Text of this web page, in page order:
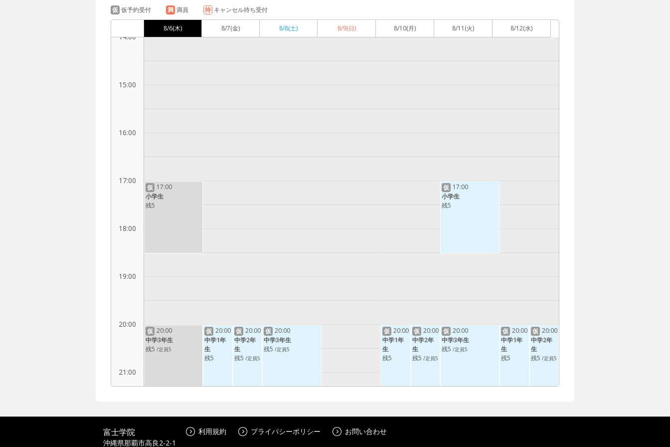
仮 仮予約受付 満 満員 待 キャンセル待ち受付
8/6(木) 8/7(金) 8/8(土) 8/9(日) 8/10(月) 8/11 (火) 8/12(水)
14:00
15:00
16:00
17:00
18:00
19:00
20:00
21:00
22:00
仮 17:00
小学生
残5
仮 20:00
中学3年生
残5 /定員5
仮 20:00
中学1年
生
残5
仮 20:00
中学2年
生
残5 /定員5
仮 20:00
中学3年生
残5 /定員5
仮 20:00
中学1年
生
残5
仮 20:00
中学2年
生
残5 /定員5
仮 17:00
小学生
残5
仮 20:00
中学3年生
残5 /定員5
仮 20:00
中学1年
生
残5
仮 20:00
中学2年
生
残5 /定員5
富士学院
沖縄県那覇市高良2-2-1
利用規約 プライバシーポリシー お問い合わせ